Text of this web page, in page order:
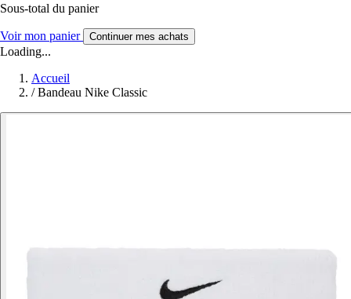
Sous-total du panier
Voir mon panier Continuer mes achats
Loading...
Accueil
/ Bandeau Nike Classic